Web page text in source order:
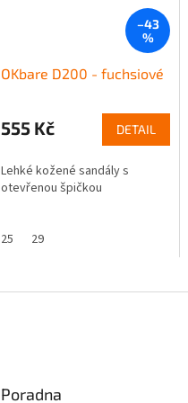
–43
%
OKbare D200 - fuchsiové
555 Kč DETAIL
Lehké kožené sandály s
otevřenou špičkou
25 29
Poradna